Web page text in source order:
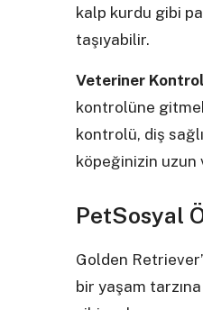
kalp kurdu gibi
taşıyabilir.
Veteriner
kontrolüne
kontrolü, diş
köpeğinizin uzun
PetSosyal
Golden
bir yaşam